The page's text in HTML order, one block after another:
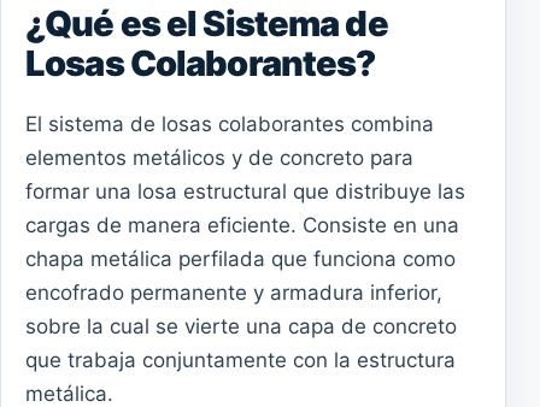
¿Qué es el Sistema de
Losas Colaborantes?
El sistema de losas colaborantes combina
elementos metálicos y de concreto para
formar una losa estructural que distribuye las
cargas de manera eficiente. Consiste en una
chapa metálica perfilada que funciona como
encofrado permanente y armadura inferior,
sobre la cual se vierte una capa de concreto
que trabaja conjuntamente con la estructura
metálica.